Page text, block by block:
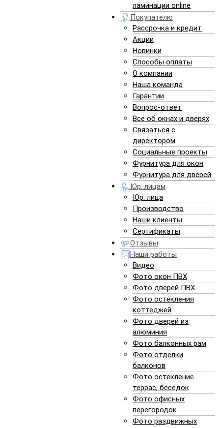
ламинации online
Покупателю
Рассрочка и кредит
Акции
Новинки
Способы оплаты
О компании
Наша команда
Гарантии
Вопрос-ответ
Всё об окнах и дверях
Связаться с
директором
Социальные проекты
Фурнитура для окон
Фурнитура для дверей
Юр. лицам
Юр. лица
Производство
Наши клиенты
Сертификаты
Отзывы
Наши работы
Видео
Фото окон ПВХ
Фото дверей ПВХ
Фото остекления
коттеджей
Фото дверей из
алюминия
Фото балконных рам
Фото отделки
балконов
Фото остекление
террас, беседок
Фото офисных
перегородок
Фото раздвижных
монтаж новой двери
ЗАКАЗАТЬ
2. Расширение проема в кирпичной стене толщиной
650 мм с последующим монтажом новой
алюминиевой двери (объект «Кальварийская»).
Стоимость резки проема 550 руб.:
первоначальный вид окна